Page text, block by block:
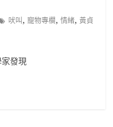
吠叫 ,寵物專欄 ,情緒,黃貞
發現